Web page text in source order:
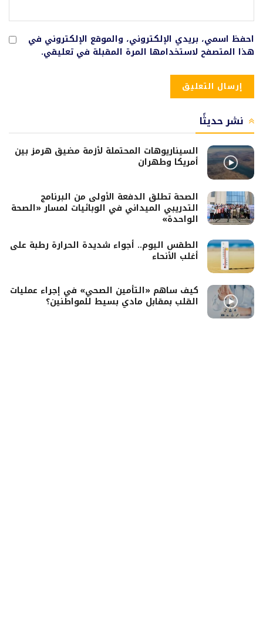
احفظ اسمي، بريدي الإلكتروني، والموقع الإلكتروني في
هذا المتصفح لاستخدامها المرة المقبلة في تعليقي.
نشر حديثًا
السيناريوهات المحتملة لأزمة مضيق هرمز بين
أمريكا وطهران
الصحة تطلق الدفعة الأولى من البرنامج
التدريبي الميداني في الوبائيات لمسار «الصحة
الواحدة»
الطقس اليوم.. أجواء شديدة الحرارة رطبة على
أغلب الأنحاء
كيف ساهم «التأمين الصحي» في إجراء عمليات
القلب بمقابل مادي بسيط للمواطنين؟